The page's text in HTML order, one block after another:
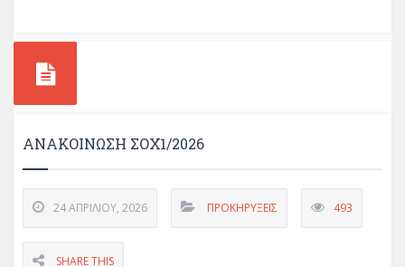
ΑΝΑΚΟΙΝΩΣΗ ΣΟΧ1/2026
24 ΑΠΡΙΛΊΟΥ, 2026 ΠΡΟΚΗΡΎΞΕΙΣ 493
SHARE THIS